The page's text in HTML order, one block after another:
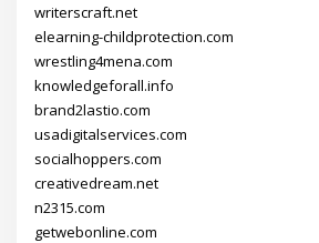
writerscraft.net
elearning-childprotection.com
wrestling4mena.com
knowledgeforall.info
brand2lastio.com
usadigitalservices.com
socialhoppers.com
creativedream.net
n2315.com
getwebonline.com